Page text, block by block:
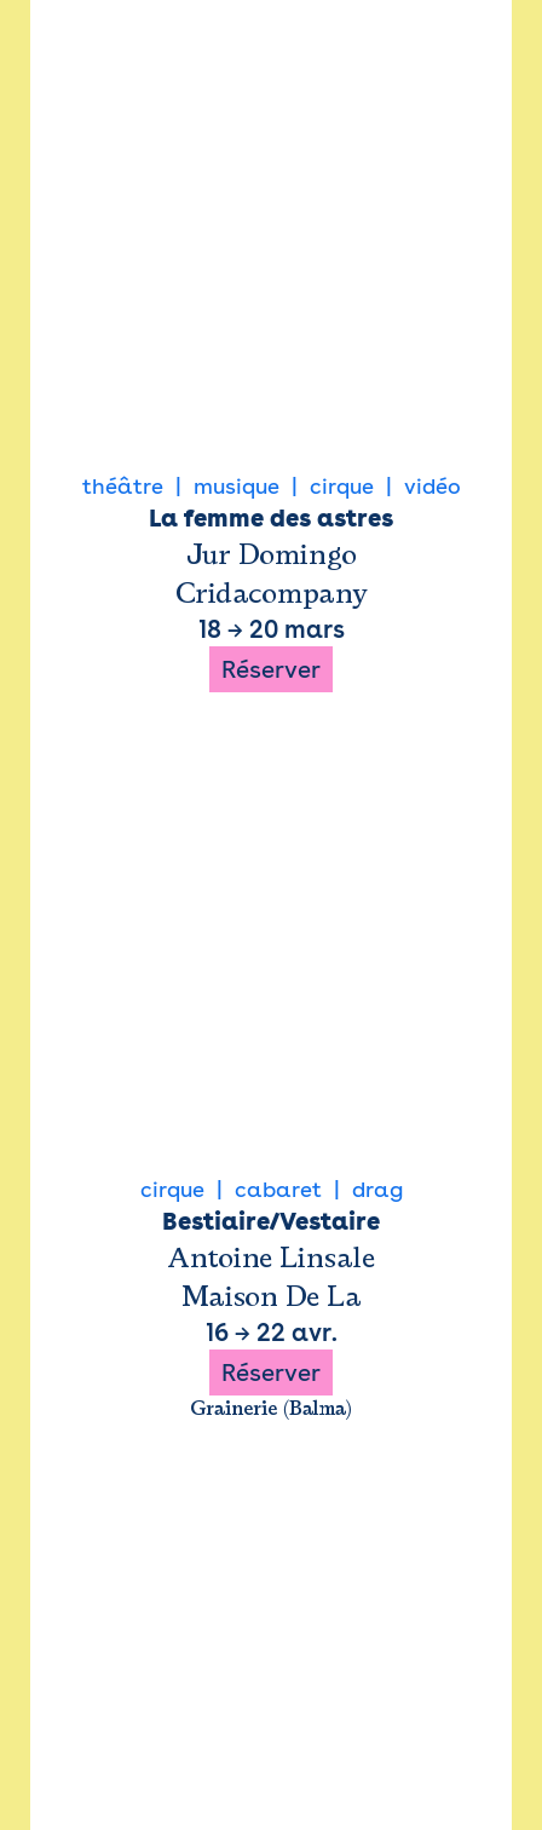
théâtre musique cirque vidéo
La femme des astres
Jur Domingo
Cridacompany
18 → 20 mars
Réserver
cirque cabaret drag
Bestiaire/Vestaire
Antoine Linsale
Maison De La
16→ 22 avr.
Réserver
Grainerie (Balma)